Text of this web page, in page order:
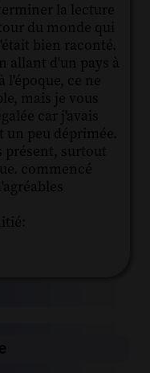
la lecture
du monde qui
bien raconté.
allant d'un pays à
l'époque, ce ne
mais je vous
car j'avais
un peu déprimée.
présent, surtout
commencé